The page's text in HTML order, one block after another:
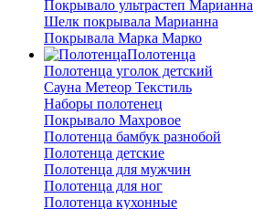
Покрывало ультрастеп Марианна
Шелк покрывала Марианна
Покрывала Марка Марко
Полотенца
Полотенца уголок детский
Сауна Метеор Текстиль
Наборы полотенец
Покрывало Махровое
Полотенца бамбук разнобой
Полотенца детские
Полотенца для мужчин
Полотенца для ног
Полотенца кухонные